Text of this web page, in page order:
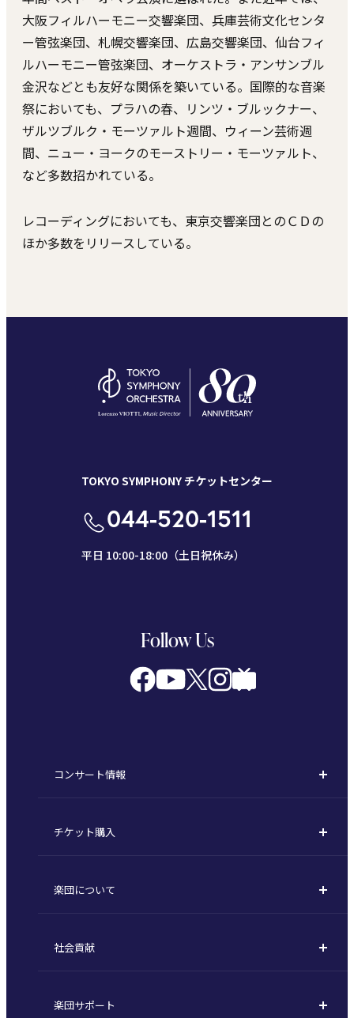
⼤阪フィルハーモニー交響楽団、兵庫芸術⽂化センタ
ー管弦楽団、札幌交響楽団、広島交響楽団、仙台フィ
ルハーモニー管弦楽団、オーケストラ・アンサンブル
⾦沢などとも友好な関係を築いている。国際的な⾳楽
祭においても、プラハの春、リンツ・ブルックナー、
ザルツブルク・モーツァルト週間、ウィーン芸術週
間、ニュー・ヨークのモーストリー・モーツァルト、
など多数招かれている。
レコーディングにおいても、東京交響楽団とのＣＤの
ほか多数をリリースしている。
TOKYO SYMPHONY チケットセンター
044-520-1511
平日 10:00-18:00（土日祝休み）
Follow Us
コンサート情報
定期演奏会
東京オペラシティシリーズ
特別演奏会など
その他の公演
チケット購入
定期会員券 / セット券
1回券
楽団について
東京交響楽団とは
指揮者
社会貢献
川崎市 - フランチャイズ
楽団サポート